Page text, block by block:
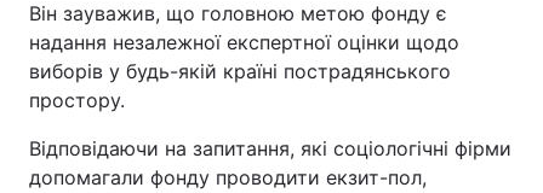
Він зауважив, що головною метою фонду є
надання незалежної експертної оцінки щодо
виборів у будь-якій країні пострадянського
простору.
Відповідаючи на запитання, які соціологічні фірми
допомагали фонду проводити екзит-пол,